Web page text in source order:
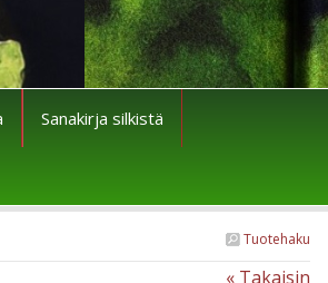
Sanakirja silkistä
Tuotehaku
« Takaisin